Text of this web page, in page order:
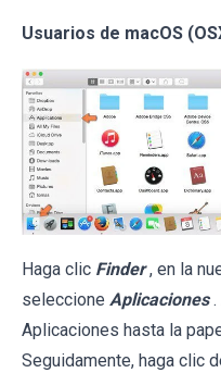
Usuarios de macOS
Haga clic Finder , en la
seleccione Aplicaciones
Aplicaciones hasta la
Seguidamente, haga clic